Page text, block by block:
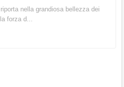
nella grandiosa bellezza dei
forza d...